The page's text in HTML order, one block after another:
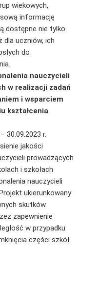
wiekowych,
informację
dostępne nie tylko
dla uczniów, ich
do
nauczycieli
w realizacji zadań
i wsparciem
kształcenia
30.09.2023 r.
jakości
prowadzących
i szkołach
nauczycieli
ukierunkowany
skutków
zapewnienie
w przypadku
części szkół